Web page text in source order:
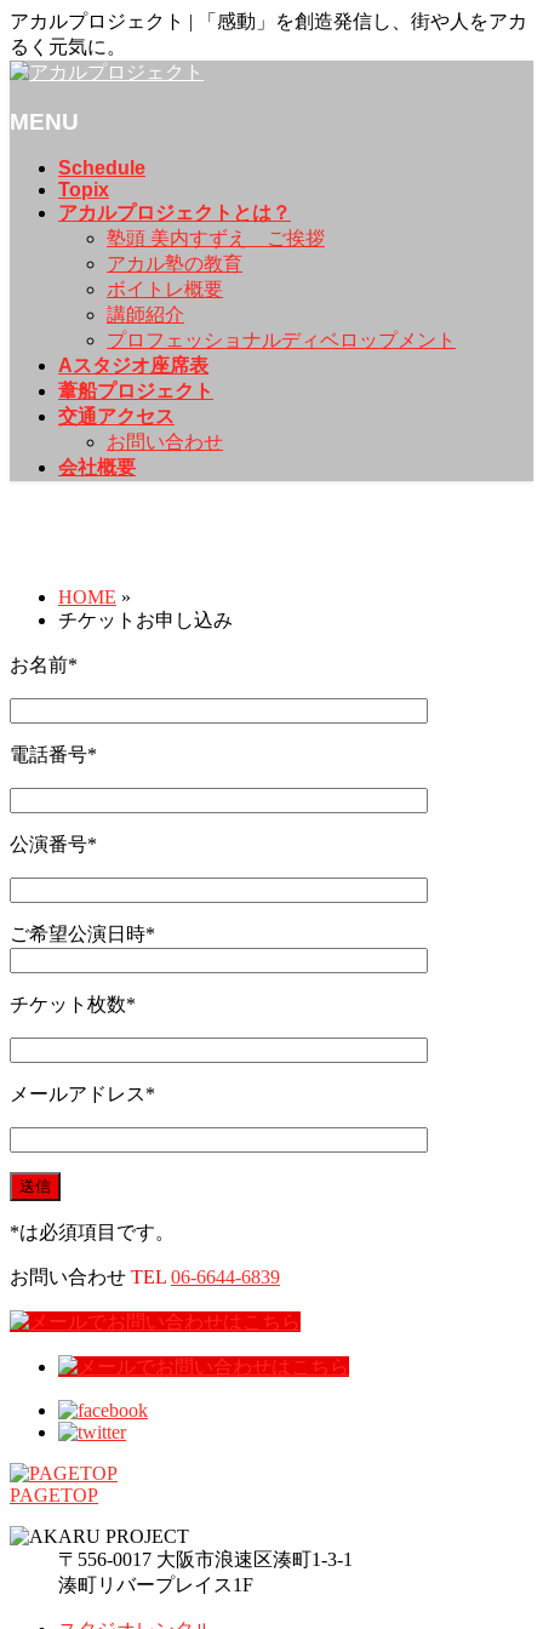
アカルプロジェクト | 「感動」を創造発信し、街や人をアカ
るく元気に。
MENU
Schedule
Topix
アカルプロジェクトとは？
塾頭 美内すずえ ご挨拶
アカル塾の教育
ボイトレ概要
講師紹介
プロフェッショナルディベロップメント
Aスタジオ座席表
葦船プロジェクト
交通アクセス
お問い合わせ
会社概要
HOME »
チケットお申し込み
お名前*
電話番号*
公演番号*
ご希望公演日時*
チケット枚数*
メールアドレス*
*は必須項目です。
お問い合わせ TEL 06-6644-6839
PAGETOP
〒556-0017 大阪市浪速区湊町1-3-1
湊町リバープレイス1F